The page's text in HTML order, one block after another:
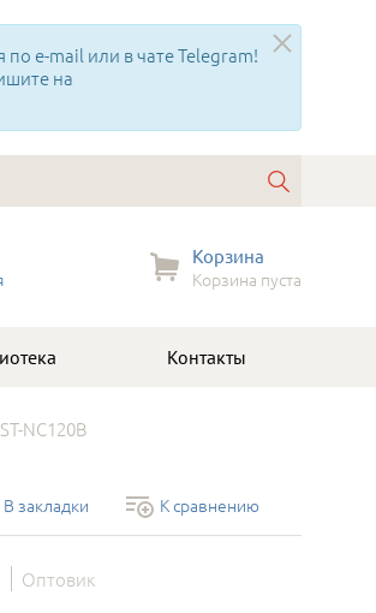
e-mail или в чате Telegram!
на
Корзина
Корзина пуста
Контакты
ST-NC120B
В закладки К сравнению
Оптовик